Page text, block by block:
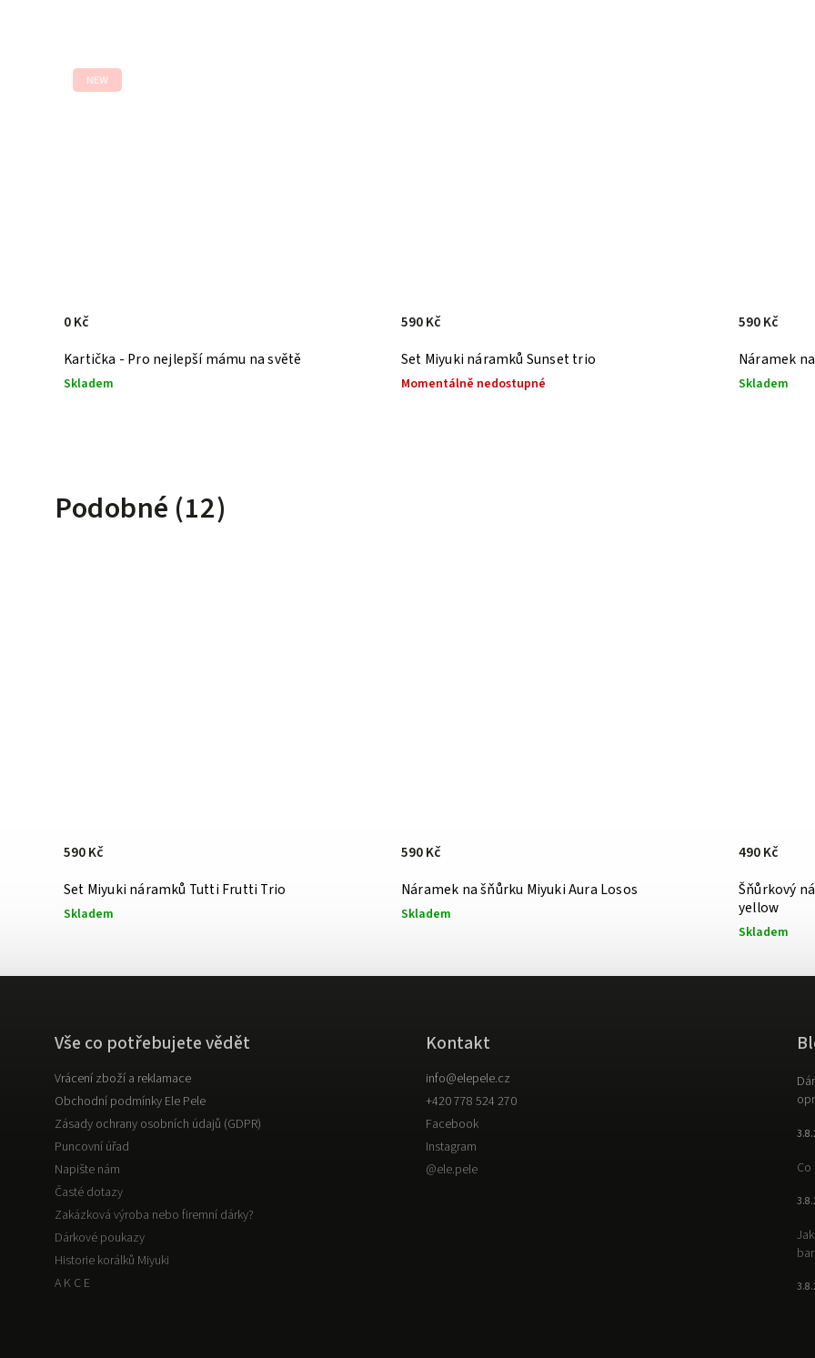
NEW
Kartička - Pro nejlepší mámu na světě
Skladem
0 Kč
Set Miyuki náramků Sunset trio
Momentálně nedostupné
590 Kč
Náramek
Skladem
590 Kč
Podobné (12)
Set Miyuki náramků Tutti Frutti Trio
Skladem
590 Kč
Náramek na šňůrku Miyuki Aura Losos
Skladem
590 Kč
Šňůrkový
yellow
Skladem
490 Kč
Vše co potřebujete vědět
Vrácení zboží a reklamace
Obchodní podmínky Ele Pele
Zásady ochrany osobních údajů (GDPR)
Puncovní úřad
Napište nám
Časté dotazy
Zakázková výroba nebo firemní dárky?
Dárkové poukazy
Historie korálků Miyuki
A K C E
Kontakt
info@elepele.cz
+420 778 524 270
Facebook
Instagram
@ele.pele